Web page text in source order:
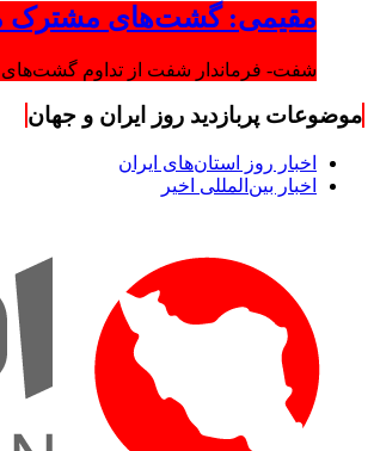
مقیمی: گشت‌های مشترک
شفت- فرماندار شفت از تداوم گشت‌های
موضوعات پربازدید روز ایران و جهان
اخبار روز استان‌های ایران
اخبار بین‌المللی اخیر